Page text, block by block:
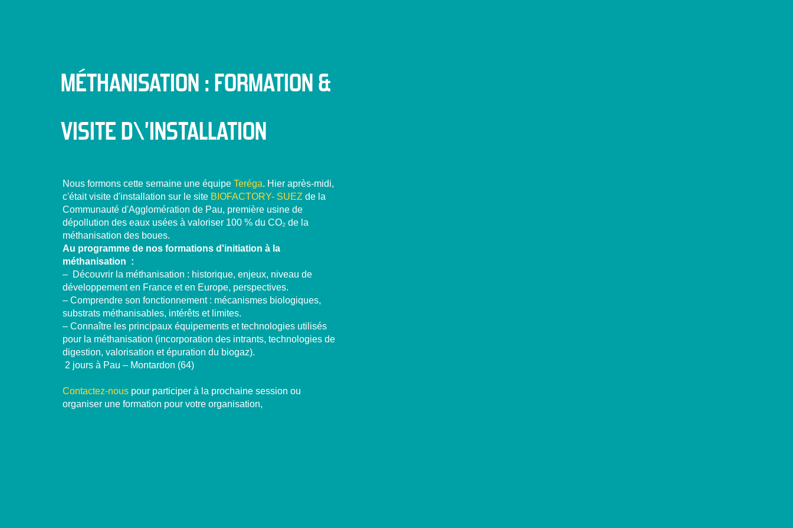
MÉTHANISATION : FORMATION &
VISITE D\’INSTALLATION
Nous formons cette semaine une équipeTeréga. Hier après-midi,
c'était visite d'installation sur le site BIOFACTORY- SUEZ de la
Communauté d'Agglomération de Pau, première usine de
dépollution des eaux usées à valoriser 100 % du CO₂ de la
méthanisation des boues.
Au programme de nos formations d'initiation à la
méthanisation :
– Découvrir la méthanisation : historique, enjeux, niveau de
développement en France et en Europe, perspectives.
– Comprendre son fonctionnement : mécanismes biologiques,
substrats méthanisables, intérêts et limites.
– Connaître les principaux équipements et technologies utilisés
pour la méthanisation (incorporation des intrants, technologies de
digestion, valorisation et épuration du biogaz).
2 jours à Pau – Montardon (64)
Contactez-nous pour participer à la prochaine session ou
organiser une formation pour votre organisation,